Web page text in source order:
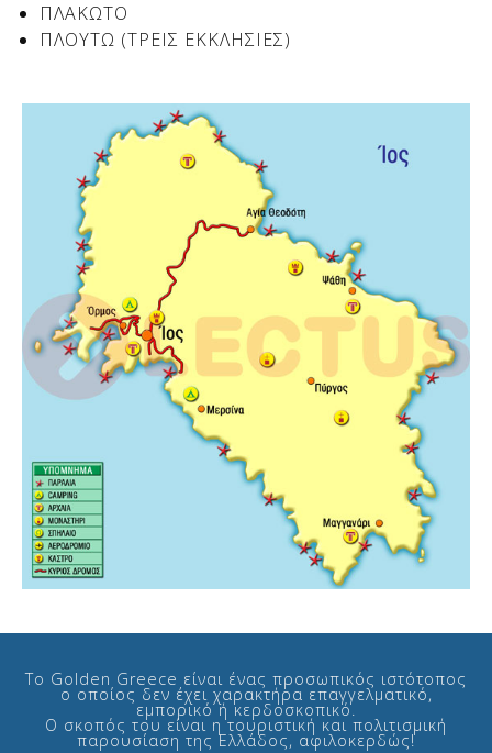
ΠΛΑΚΩΤΟ
ΠΛΟΥΤΩ (ΤΡΕΙΣ ΕΚΚΛΗΣΙΕΣ)
Το Golden Greece είναι ένας προσωπικός ιστότοπος
ο οποίος δεν έχει χαρακτήρα επαγγελματικό,
εμπορικό ή κερδοσκοπικό.
Ο σκοπός του είναι η τουριστική και πολιτισμική
παρουσίαση της Ελλάδος, αφιλοκερδώς!